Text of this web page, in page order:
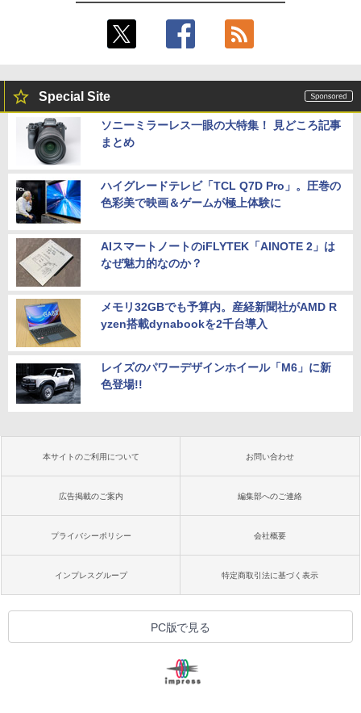
Special Site
ソニーミラーレス一眼の大特集！ 見どころ記事
まとめ
ハイグレードテレビ「TCL Q7D Pro」。圧巻の
色彩美で映画＆ゲームが極上体験に
AIスマートノートのiFLYTEK「AINOTE 2」は
なぜ魅力的なのか？
メモリ32GBでも予算内。産経新聞社がAMD R
yzen搭載dynabookを2千台導入
レイズのパワーデザインホイール「M6」に新
色登場!!
本サイトのご利用について お問い合わせ
広告掲載のご案内 編集部へのご連絡
プライバシーポリシー 会社概要
インプレスグループ 特定商取引法に基づく表示
PC版で見る